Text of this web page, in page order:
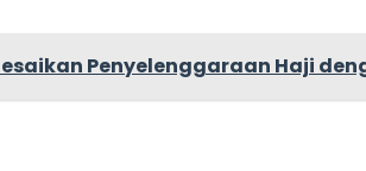
Penyelenggaraan Haji